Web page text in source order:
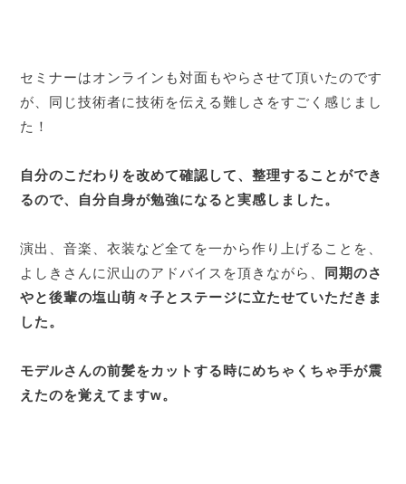
セミナーはオンラインも対面もやらさせて頂いたのです
が、同じ技術者に技術を伝える難しさをすごく感じまし
た！
自分のこだわりを改めて確認して、整理することができ
るので、自分自身が勉強になると実感しました。
演出、音楽、衣装など全てを一から作り上げることを、
よしきさんに沢山のアドバイスを頂きながら、
同期のさ
やと後輩の塩山萌々子とステージに立たせていただきま
した。
モデルさんの前髪をカットする時にめちゃくちゃ手が震
えたのを覚えてますw。